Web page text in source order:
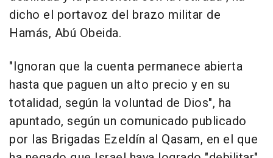
dicho el portavoz del brazo militar de
Hamás, Abú Obeida.
"Ignoran que la cuenta permanece abierta
hasta que paguen un alto precio y en su
totalidad, según la voluntad de Dios", ha
apuntado, según un comunicado publicado
por las Brigadas Ezeldín al Qasam, en el que